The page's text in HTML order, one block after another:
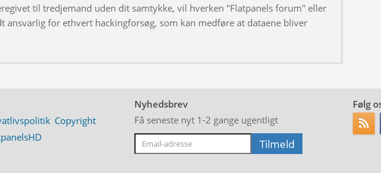
til tredjemand uden dit samtykke, vil hverken "Flatpanels forum" eller
ansvarlig for ethvert hackingforsøg, som kan medføre at dataene bliver
Copyright
Nyhedsbrev
Få seneste nyt 1-2 gange ugentligt
Følg